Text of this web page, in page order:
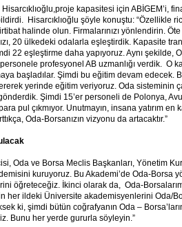
kapasitesi için ABİGEM’i,
Hisarcıklıoğlu şöyle konuştu: “Özellikle
halinde olun. Firmalarınızı yönlendirin.
20 ülkedeki odalarla eşleştirdik. Kapasite
22 eşleştirme daha yapıyoruz. Aynı şekilde,
profesyonel AB uzmanlığı verdik. O
başladılar. Şimdi bu eğitim devam edecek.
yerinde eğitim veriyoruz. Oda sisteminin
Şimdi 15’er personeli de Polonya,
pul çıkmıyor. Unutmayın, insana yatırım en
Oda-Borsanızın vizyonu da artacaktır.”
Oda ve Borsa Meclis Başkanları, Yönetim
kuruyoruz. Bu Akademi’de Oda-Borsa
öğreteceğiz. İkinci olarak da, Oda-
her ildeki Üniversite akademisyenlerini Oda/
ki, şimdi bütün coğrafyanın Oda –
Bunu her yerde gururla söyleyin.”